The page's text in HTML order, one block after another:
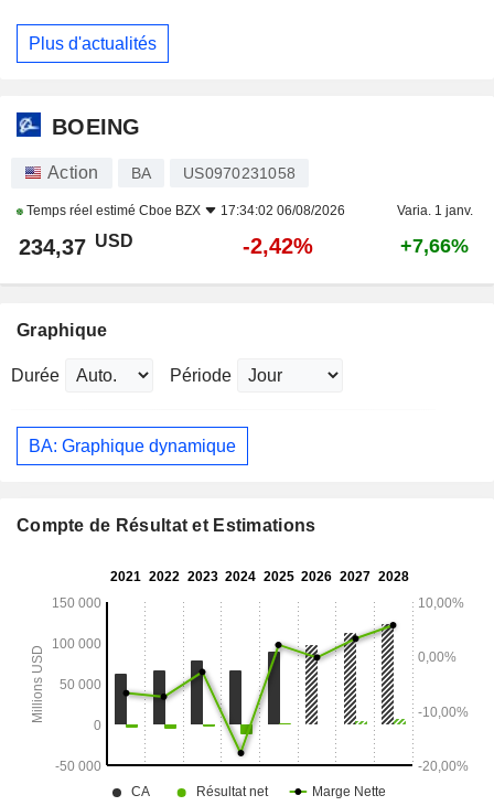
Plus d'actualités
BOEING
Action BA US0970231058
Temps réel estimé Cboe BZX 17:34:02 06/08/2026 Varia. 1 janv.
234,37 USD -2,42% +7,66%
Graphique
Durée Période
BA: Graphique dynamique
Compte de Résultat et Estimations